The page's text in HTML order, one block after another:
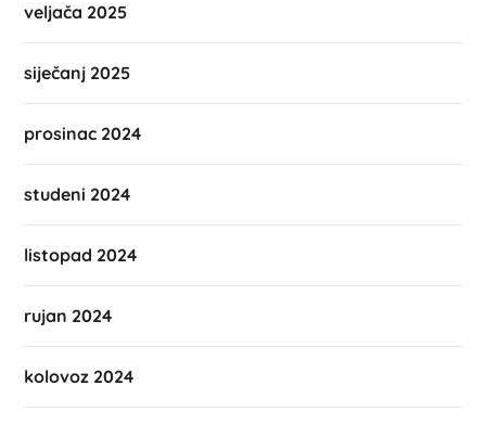
veljača 2025
siječanj 2025
prosinac 2024
studeni 2024
listopad 2024
rujan 2024
kolovoz 2024